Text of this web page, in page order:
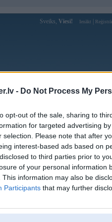
- Do Not Process My
opt-out of the sale, sharing to
for targeted advertising
selection. Please note that after
interest-based ads based on
to third parties prior to
of your personal information
This information may also be
Participants that may further
Sveiks, Viesi! Ienākt
Forums Galerijas
Lietotāja RT2
Lietotājvārds:
Ziņojumi forumā: